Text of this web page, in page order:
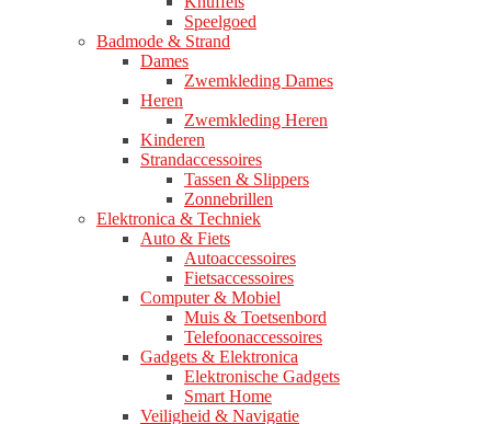
Speelgoed
Badmode & Strand
Dames
Zwemkleding Dames
Heren
Zwemkleding Heren
Kinderen
Strandaccessoires
Tassen & Slippers
Zonnebrillen
Elektronica & Techniek
Auto & Fiets
Autoaccessoires
Fietsaccessoires
Computer & Mobiel
Muis & Toetsenbord
Telefoonaccessoires
Gadgets & Elektronica
Elektronische Gadgets
Smart Home
Veiligheid & Navigatie